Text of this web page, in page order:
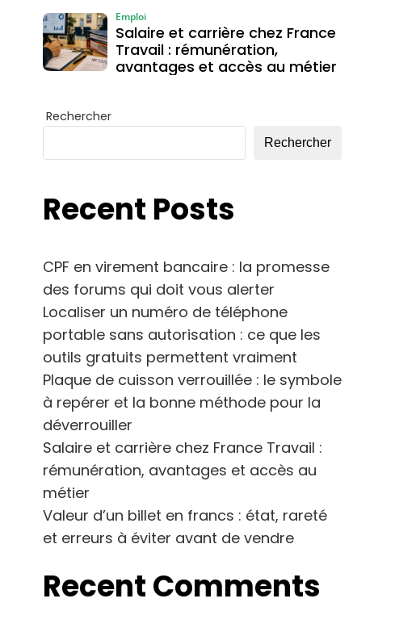
Salaire et carrière chez France
Travail : rémunération,
avantages et accès au métier
Emploi
Rechercher
Rechercher
Recent Posts
CPF en virement bancaire : la promesse
des forums qui doit vous alerter
Localiser un numéro de téléphone
portable sans autorisation : ce que les
outils gratuits permettent vraiment
Plaque de cuisson verrouillée : le symbole
à repérer et la bonne méthode pour la
déverrouiller
Salaire et carrière chez France Travail :
rémunération, avantages et accès au
métier
Valeur d’un billet en francs : état, rareté
et erreurs à éviter avant de vendre
Recent Comments